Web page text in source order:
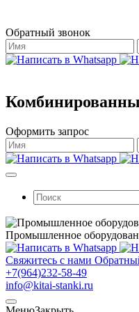
Обратный звонок
Оформить запрос
Поиск:
Промышленное
Свяжитесь с нами
+7(964)232-58-49
info@kitai-stanki.ru